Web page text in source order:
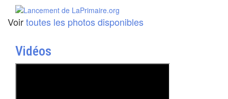
Voirtoutes les photos disponibles
Vidéos